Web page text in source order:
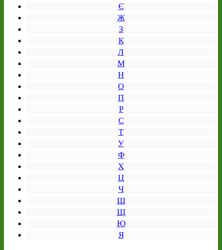
Є
Ж
З
К
Л
М
Н
О
П
Р
С
Т
У
Ф
Х
Ц
Ч
Ш
Щ
Ю
Я